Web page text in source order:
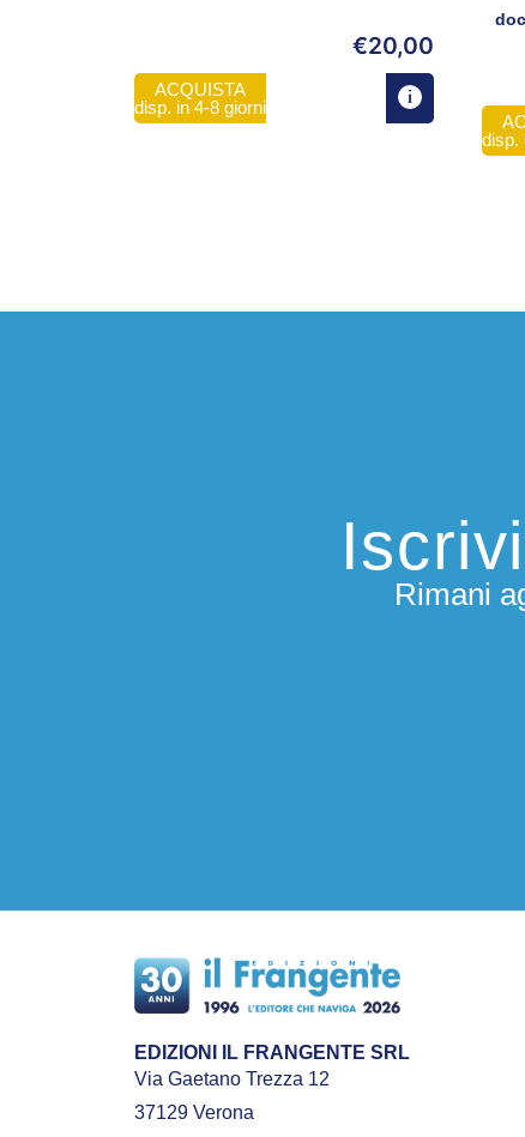
€20,00
ACQUISTA
disp. in 4-8 giorni
disp.
Rimani
EDIZIONI IL FRANGENTE SRL
Via Gaetano Trezza 12
37129 Verona